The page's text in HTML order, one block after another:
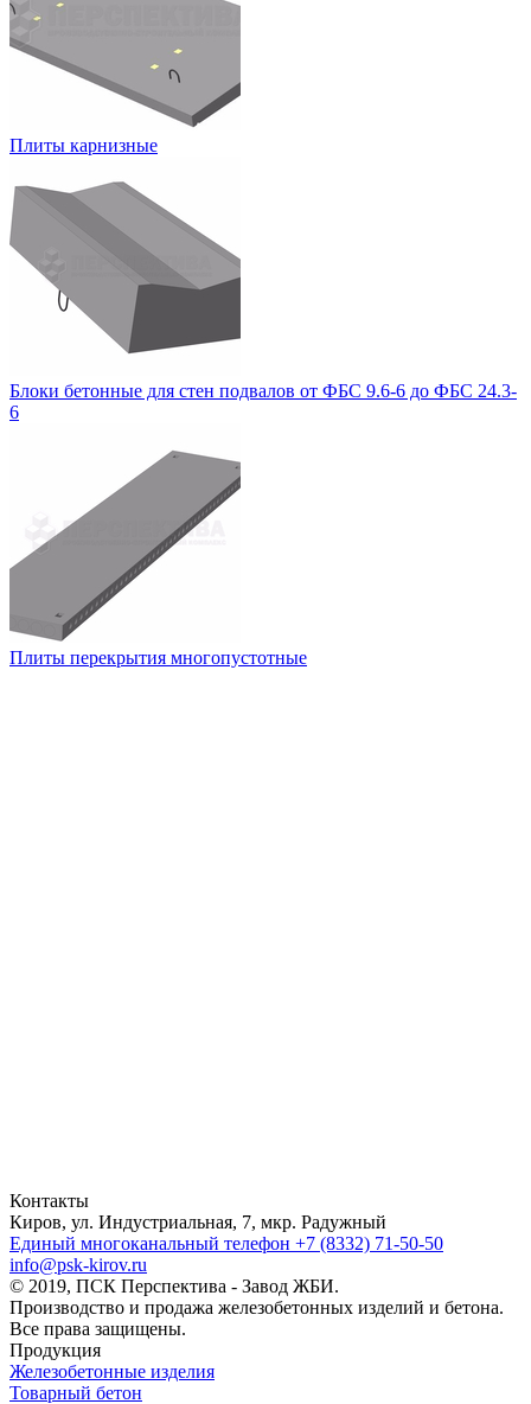
Плиты карнизные
Блоки бетонные для стен подвалов от ФБС 9.6-6 до ФБС 24.3-
6
Плиты перекрытия многопустотные
Контакты
Киров, ул. Индустриальная, 7, мкр. Радужный
Единый многоканальный телефон +7 (8332) 71-50-50
info@psk-kirov.ru
© 2019, ПСК Перспектива - Завод ЖБИ.
Производство и продажа железобетонных изделий и бетона.
Все права защищены.
Продукция
Железобетонные изделия
Товарный бетон